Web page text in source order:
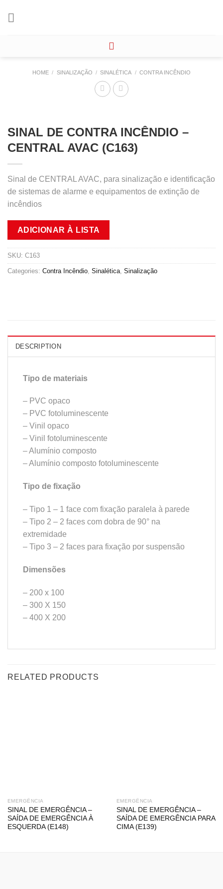
HOME / SINALIZAÇÃO / SINALÉTICA / CONTRA INCÊNDIO
SINAL DE CONTRA INCÊNDIO –
CENTRAL AVAC (C163)
Sinal de CENTRAL AVAC, para sinalização e identificação
de sistemas de alarme e equipamentos de extinção de
incêndios
ADICIONAR À LISTA
SKU: C163
Categories: Contra Incêndio Sinalética Sinalização
DESCRIPTION
Tipo de materiais
– PVC opaco
– PVC fotoluminescente
– Vinil opaco
– Vinil fotoluminescente
– Alumínio composto
– Alumínio composto fotoluminescente
Tipo de fixação
– Tipo 1 – 1 face com fixação paralela à parede
– Tipo 2 – 2 faces com dobra de 90° na
extremidade
– Tipo 3 – 2 faces para fixação por suspensão
Dimensões
– 200 x 100
– 300 X 150
– 400 X 200
RELATED PRODUCTS
EMERGÊNCIA
SINAL DE EMERGÊNCIA –
SAÍDA DE EMERGÊNCIA À
ESQUERDA (E148)
EMERGÊNCIA
SINAL DE EMERGÊNCIA –
SAÍDA DE EMERGÊNCIA PARA
CIMA (E139)